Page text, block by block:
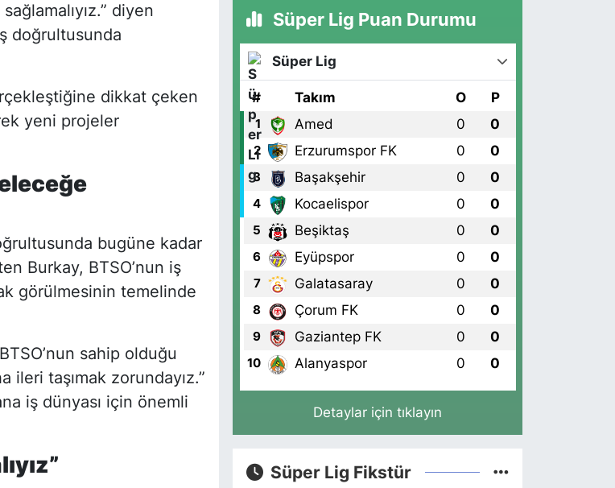
diyen
doğrultusunda
dikkat çeken
yeni projeler
bugüne kadar
Burkay, BTSO’nun iş
görülmesinin temelinde
sahip olduğu
taşımak zorundayız.”
iş dünyası için önemli
Süper Lig Puan Durumu
Süper Lig
# Takım O P
1 Amed 0 0
2 Erzurumspor FK 0 0
3 Başakşehir 0 0
4 Kocaelispor 0 0
5 Beşiktaş 0 0
6 Eyüpspor 0 0
7 Galatasaray 0 0
8 Çorum FK 0 0
9 Gaziantep FK 0 0
10 Alanyaspor 0 0
Detaylar için tıklayın
Süper Lig Fikstür